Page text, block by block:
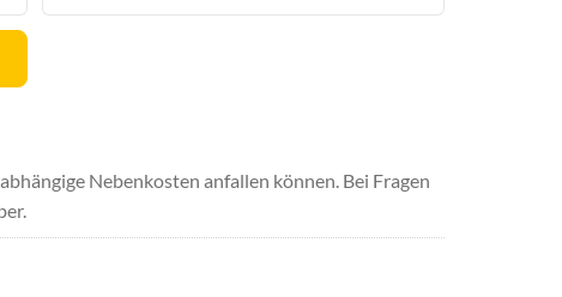
Nebenkosten anfallen können. Bei Fragen